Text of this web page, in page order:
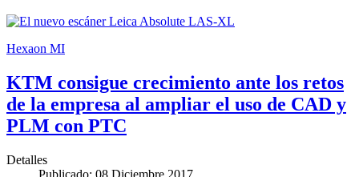
Hexaon MI
KTM consigue crecimiento ante los retos
de la empresa al ampliar el uso de CAD y
PLM con PTC
Detalles